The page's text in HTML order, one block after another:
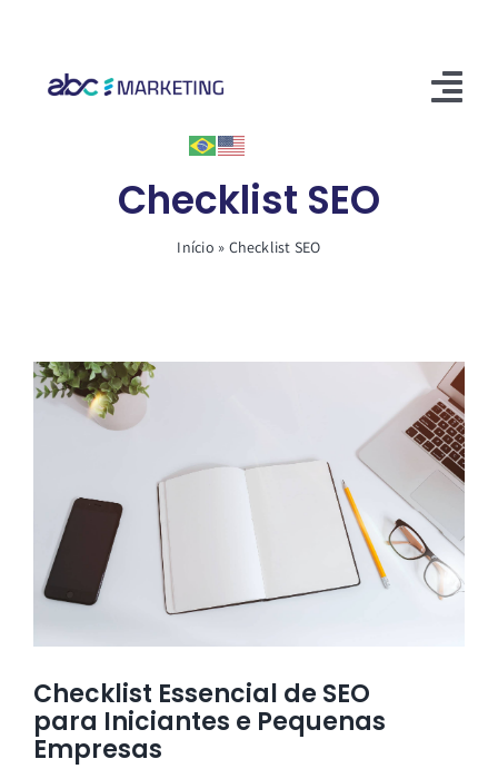
content
Checklist SEO
Início » Checklist SEO
Checklist Essencial de SEO
para Iniciantes e Pequenas
Empresas